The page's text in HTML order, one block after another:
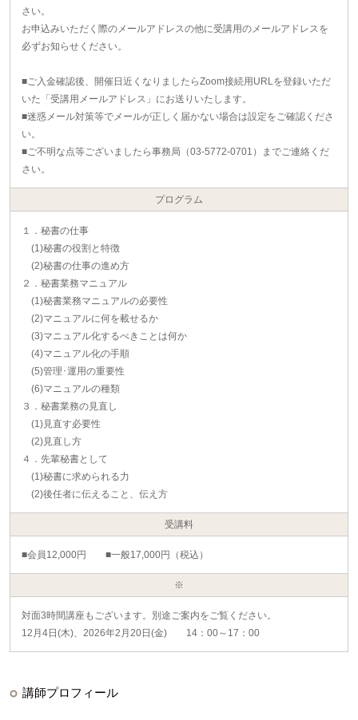
さい。
お申込みいただく際のメールアドレスの他に受講用のメールアドレスを
必ずお知らせください。
■ご入金確認後、開催日近くなりましたらZoom接続用URLを登録いただ
いた「受講用メールアドレス」にお送りいたします。
■迷惑メール対策等でメールが正しく届かない場合は設定をご確認くださ
い。
■ご不明な点等ございましたら事務局（03-5772-0701）までご連絡くだ
さい。
プログラム
１．秘書の仕事
(1)秘書の役割と特徴
(2)秘書の仕事の進め方
２．秘書業務マニュアル
(1)秘書業務マニュアルの必要性
(2)マニュアルに何を載せるか
(3)マニュアル化するべきことは何か
(4)マニュアル化の手順
(5)管理･運用の重要性
(6)マニュアルの種類
３．秘書業務の見直し
(1)見直す必要性
(2)見直し方
４．先輩秘書として
(1)秘書に求められる力
(2)後任者に伝えること、伝え方
受講料
■会員12,000円 ■一般17,000円（税込）
※
対面3時間講座もございます。別途ご案内をご覧ください。
12月4日(木)、2026年2月20日(金) 14：00～17：00
講師プロフィール